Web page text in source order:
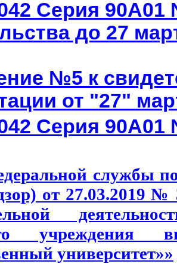
Серия 90А01
до 27
№5 к
от "27"
Серия 90А01
службы
от 27.03.2019
учреждения
университет»»